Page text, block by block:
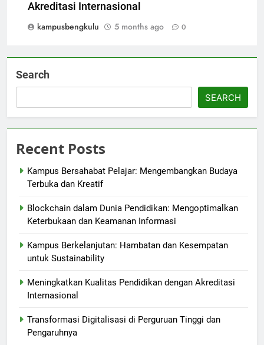
Akreditasi Internasional
kampusbengkulu
5 months ago 0
Search
SEARCH
Recent Posts
Kampus Bersahabat Pelajar: Mengembangkan Budaya
Terbuka dan Kreatif
Blockchain dalam Dunia Pendidikan: Mengoptimalkan
Keterbukaan dan Keamanan Informasi
Kampus Berkelanjutan: Hambatan dan Kesempatan
untuk Sustainability
Meningkatkan Kualitas Pendidikan dengan Akreditasi
Internasional
Transformasi Digitalisasi di Perguruan Tinggi dan
Pengaruhnya